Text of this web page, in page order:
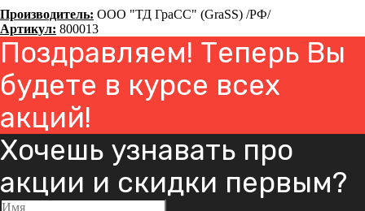
Производитель: ООО "ТД ГраСС" (GraSS) /РФ/
Артикул: 800013
Поздравляем! Теперь Вы
будете в курсе всех
акций!
Хочешь узнавать про
акции и скидки первым?